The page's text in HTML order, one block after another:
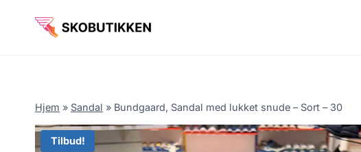
Hjem » Sandal » Bundgaard, Sandal med lukket snude – Sort – 30
Tilbud!